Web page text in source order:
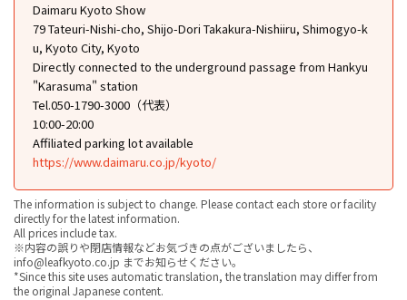
Daimaru Kyoto Show
79 Tateuri-Nishi-cho, Shijo-Dori Takakura-Nishiiru, Shimogyo-k
u, Kyoto City, Kyoto
Directly connected to the underground passage from Hankyu
"Karasuma" station
Tel.050-1790-3000（代表）
10:00-20:00
Affiliated parking lot available
https://www.daimaru.co.jp/kyoto/
The information is subject to change. Please contact each store or facility
directly for the latest information.
All prices include tax.
※内容の誤りや閉店情報などお気づきの点がございましたら、
info@leafkyoto.co.jp までお知らせください。
*Since this site uses automatic translation, the translation may differ from
the original Japanese content.